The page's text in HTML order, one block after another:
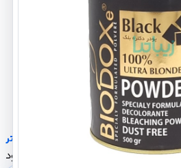
دارای فرمولاسیون ضد حساسیت
مشاهده بیشتر
ناموجود